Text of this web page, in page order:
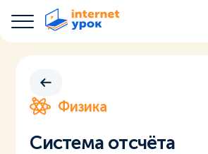
Физика
Система отсчёта